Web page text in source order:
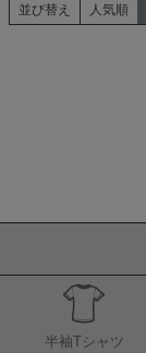
並び替え 人気順
半袖Tシャツ